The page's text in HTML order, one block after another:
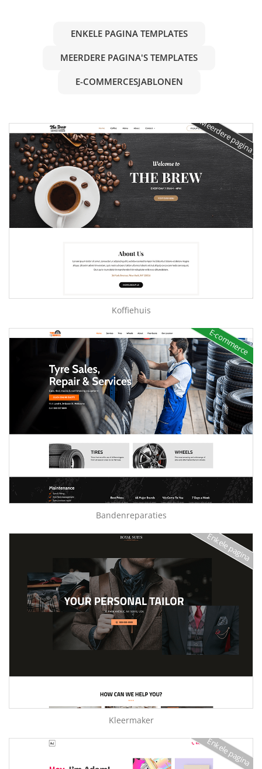
ENKELE PAGINA TEMPLATES
MEERDERE PAGINA'S TEMPLATES
E-COMMERCESJABLONEN
Meerdere pagina's
Koffiehuis
E-commerce
Bandenreparaties
Enkele pagina
Kleermaker
Enkele pagina